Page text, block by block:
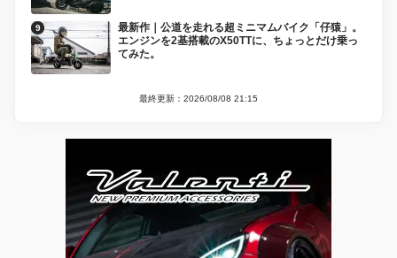
最新作｜公道を走れる超ミニマムバイク「仔猿」。
エンジンを2基搭載のX50TTに、ちょっとだけ乗っ
てみた。
最終更新：2026/08/08 21:15